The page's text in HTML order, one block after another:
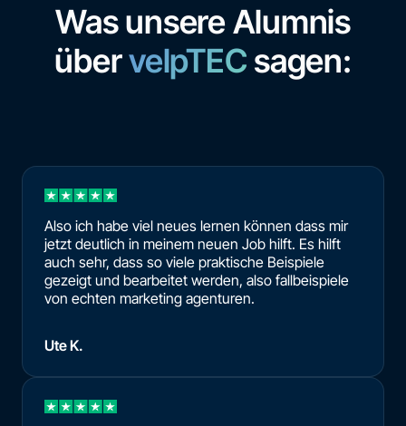
Was unsere Alumnis
übervelpTEC sagen:
Also ich habe viel neues lernen können dass mir
jetzt deutlich in meinem neuen Job hilft. Es hilft
auch sehr, dass so viele praktische Beispiele
gezeigt und bearbeitet werden, also fallbeispiele
von echten marketing agenturen.
Ute K.